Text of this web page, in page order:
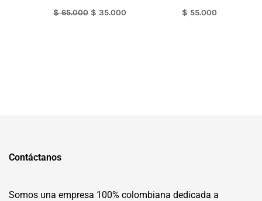
$65.000 $ 35.000 $ 55.000
Contáctanos
Somos una empresa 100% colombiana dedicada a